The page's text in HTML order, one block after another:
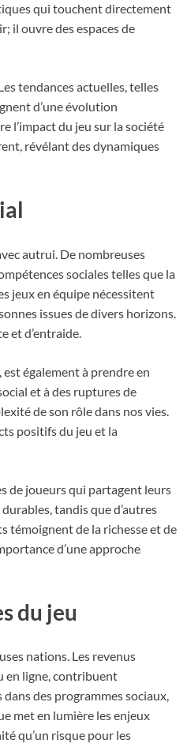
qui touchent directement
il ouvre des espaces de
tendances actuelles, telles
d’une évolution
l’impact du jeu sur la société
révélant des dynamiques
autrui. De nombreuses
sociales telles que la
jeux en équipe nécessitent
issues de divers horizons.
et d’entraide.
également à prendre en
et à des ruptures de
de son rôle dans nos vies.
positifs du jeu et la
de joueurs qui partagent leurs
tandis que d’autres
témoignent de la richesse et de
d’une approche
du jeu
nations. Les revenus
en ligne, contribuent
des programmes sociaux,
met en lumière les enjeux
qu’un risque pour les